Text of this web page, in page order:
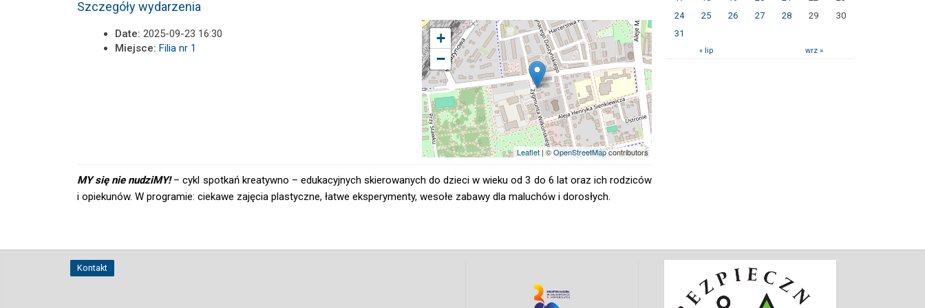
Szczegóły wydarzenia
Date: 2025-09-23 16:30
Miejsce: Filia nr 1
+
−
Leaflet | ©OpenStreetMapcontributors
MY się nie nudziMY!– cykl spotkań kreatywno – edukacyjnych skierowanych do dzieci w wieku od 3 do 6 lat oraz ich rodziców
i opiekunów. W programie: ciekawe zajęcia plastyczne, łatwe eksperymenty, wesołe zabawy dla maluchów i dorosłych.
24
25 26 27 28 29
30
31
« lip wrz »
Kontakt